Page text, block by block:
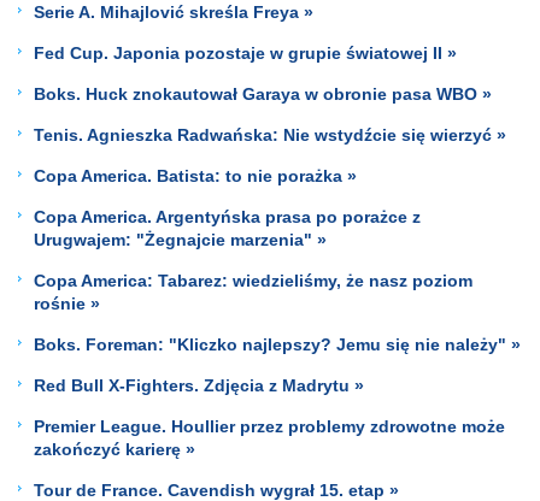
Serie A. Mihajlović skreśla Freya »
Fed Cup. Japonia pozostaje w grupie światowej II »
Boks. Huck znokautował Garaya w obronie pasa WBO »
Tenis. Agnieszka Radwańska: Nie wstydźcie się wierzyć »
Copa America. Batista: to nie porażka »
Copa America. Argentyńska prasa po porażce z
Urugwajem: "Żegnajcie marzenia" »
Copa America: Tabarez: wiedzieliśmy, że nasz poziom
rośnie »
Boks. Foreman: "Kliczko najlepszy? Jemu się nie należy" »
Red Bull X-Fighters. Zdjęcia z Madrytu »
Premier League. Houllier przez problemy zdrowotne może
zakończyć karierę »
Tour de France. Cavendish wygrał 15. etap »